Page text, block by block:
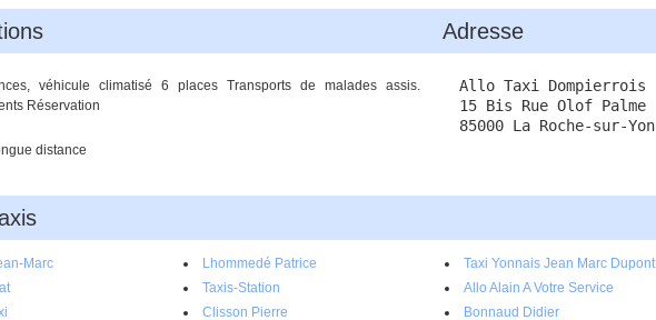
véhicule climatisé 6 places Transports de malades assis.
Réservation
distance
Adresse
Allo Taxi Dompierrois
15 Bis Rue Olof Palme
85000 La Roche-sur-Yon
Marc Lhommedé Patrice Taxi Yonnais Jean Marc Dupont
Taxis-Station Allo Alain A Votre Service
Clisson Pierre Bonnaud Didier